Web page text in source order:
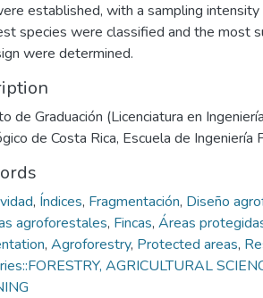
established, with a sampling
species were classified and the most
were determined.
de Graduación (Licenciatura en
de Costa Rica, Escuela de
, Índices, Fragmentación, Diseño
agroforestales, Fincas, Áreas
, Agroforestry, Protected areas,
AGRICULTURAL